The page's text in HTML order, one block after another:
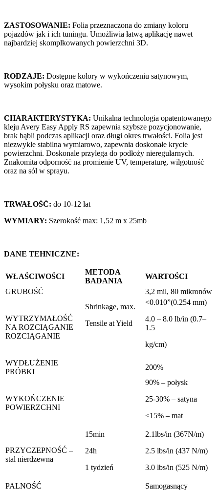
ZASTOSOWANIE: Folia przeznaczona do zmiany koloru
pojazdów jak i ich tuningu. Umożliwia łatwą aplikację nawet
najbardziej skomplkowanych powierzchni 3D.
RODZAJE: Dostępne kolory w wykończeniu satynowym,
wysokim połysku oraz matowe.
CHARAKTERYSTYKA: Unikalna technologia opatentowanego
kleju Avery Easy Apply RS zapewnia szybsze pozycjonowanie,
brak bąbli podczas aplikacji oraz długi okres trwałości. Folia jest
niezwykle stabilna wymiarowo, zapewnia doskonałe krycie
powierzchni. Doskonale przylega do podłoży nieregularnych.
Znakomita odporność na promienie UV, temperaturę, wilgotność
oraz na sól w sprayu.
TRWAŁOŚĆ: do 10-12 lat
WYMIARY: Szerokość max: 1,52 m x 25mb
DANE TEHNICZNE:
WŁAŚCIWOŚCI
METODA
BADANIA
WARTOŚCI
GRUBOŚĆ
3,2 mil, 80 mikronów
WYTRZYMAŁOŚĆ
NA ROZCIĄGANIE
ROZCIĄGANIE
Shrinkage, max.
Tensile at Yield
<0.010”(0.254 mm)
4.0 – 8.0 lb/in (0.7–
1.5
kg/cm)
WYDŁUŻENIE
PRÓBKI
200%
WYKOŃCZENIE
POWIERZCHNI
90% – połysk
25-30% – satyna
<15% – mat
PRZYCZEPNOŚĆ –
stal nierdzewna
15min
24h
1 tydzień
2.1lbs/in (367N/m)
2.5 lbs/in (437 N/m)
3.0 lbs/in (525 N/m)
PALNOŚĆ Samogasnący